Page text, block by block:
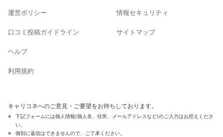
運営ポリシー
口コミ投稿ガイドライン
ヘルプ
利用規約
情報セキュリティ
サイトマップ
キャリコネへのご意見・ご要望をお待ちしております。
下記フォームには個人情報(個人名、住所、メールアドレスなど)のご入力はお控えくださ
い。
個別に返信はできませんので、ご了承ください。